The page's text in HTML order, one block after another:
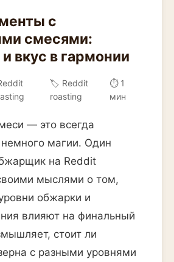
с
смесями:
вкус в гармонии
🏷️ Reddit
roasting
⏱ 1
мин
— это всегда
немного магии. Один
на Reddit
мыслями о том,
обжарки и
влияют на финальный
стоит ли
с разными уровнями